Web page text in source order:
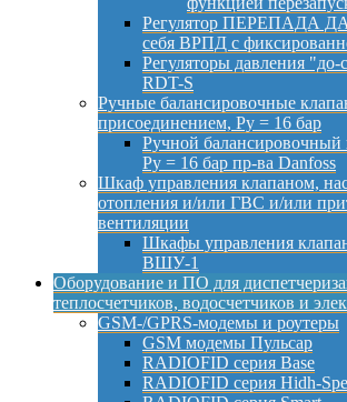
Регулятор ПЕРЕПАДА
себя ВРПД с
Регуляторы давления "до-
RDT-S
Ручные балансировочные
присоединением, Py = 16 бар
Ручной балансировочный
Py = 16 бар пр-ва Danfoss
Шкаф управления клапаном,
отопления и/или ГВС и/или
вентиляции
Шкафы управления
ВШУ-1
Оборудование и ПО для
теплосчетчиков, водосчетчиков и
GSM-/GPRS-модемы и роутеры
GSM модемы Пульсар
RADIOFID серия Base
RADIOFID серия Hidh-